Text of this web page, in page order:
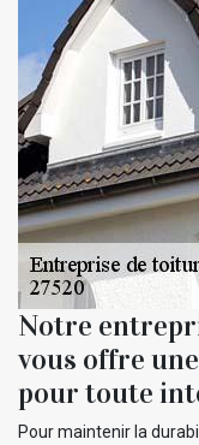
Notre
vous offre
pour toute
Pour maintenir la